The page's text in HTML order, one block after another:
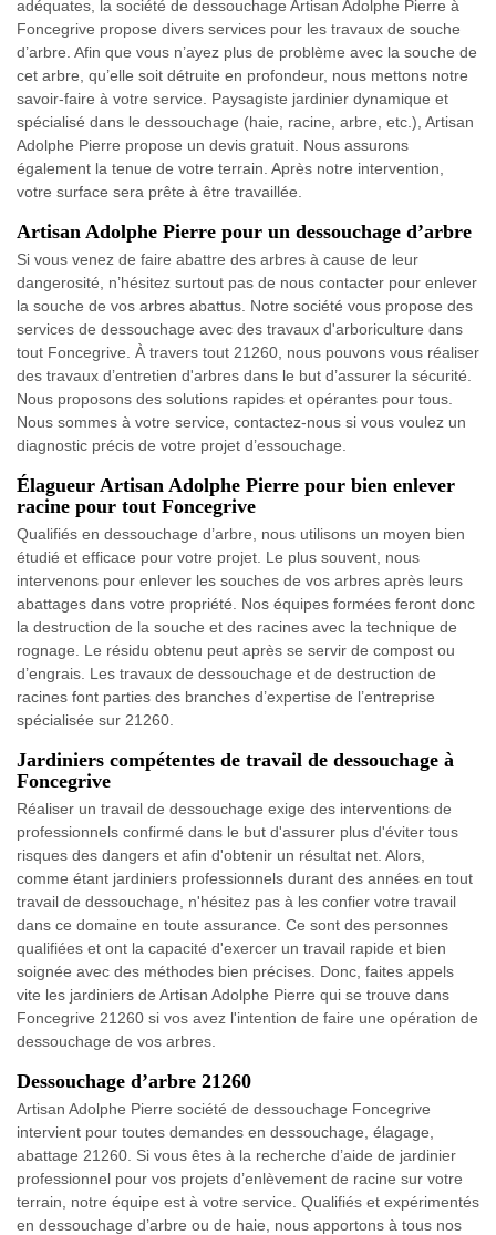
adéquates, la société de dessouchage Artisan Adolphe Pierre à
Foncegrive propose divers services pour les travaux de souche
d’arbre. Afin que vous n’ayez plus de problème avec la souche de
cet arbre, qu’elle soit détruite en profondeur, nous mettons notre
savoir-faire à votre service. Paysagiste jardinier dynamique et
spécialisé dans le dessouchage (haie, racine, arbre, etc.), Artisan
Adolphe Pierre propose un devis gratuit. Nous assurons
également la tenue de votre terrain. Après notre intervention,
votre surface sera prête à être travaillée.
Artisan Adolphe Pierre pour un dessouchage d’arbre
Si vous venez de faire abattre des arbres à cause de leur
dangerosité, n’hésitez surtout pas de nous contacter pour enlever
la souche de vos arbres abattus. Notre société vous propose des
services de dessouchage avec des travaux d'arboriculture dans
tout Foncegrive. À travers tout 21260, nous pouvons vous réaliser
des travaux d’entretien d'arbres dans le but d’assurer la sécurité.
Nous proposons des solutions rapides et opérantes pour tous.
Nous sommes à votre service, contactez-nous si vous voulez un
diagnostic précis de votre projet d’essouchage.
Élagueur Artisan Adolphe Pierre pour bien enlever
racine pour tout Foncegrive
Qualifiés en dessouchage d’arbre, nous utilisons un moyen bien
étudié et efficace pour votre projet. Le plus souvent, nous
intervenons pour enlever les souches de vos arbres après leurs
abattages dans votre propriété. Nos équipes formées feront donc
la destruction de la souche et des racines avec la technique de
rognage. Le résidu obtenu peut après se servir de compost ou
d’engrais. Les travaux de dessouchage et de destruction de
racines font parties des branches d’expertise de l’entreprise
spécialisée sur 21260.
Jardiniers compétentes de travail de dessouchage à
Foncegrive
Réaliser un travail de dessouchage exige des interventions de
professionnels confirmé dans le but d'assurer plus d'éviter tous
risques des dangers et afin d'obtenir un résultat net. Alors,
comme étant jardiniers professionnels durant des années en tout
travail de dessouchage, n'hésitez pas à les confier votre travail
dans ce domaine en toute assurance. Ce sont des personnes
qualifiées et ont la capacité d'exercer un travail rapide et bien
soignée avec des méthodes bien précises. Donc, faites appels
vite les jardiniers de Artisan Adolphe Pierre qui se trouve dans
Foncegrive 21260 si vos avez l'intention de faire une opération de
dessouchage de vos arbres.
Dessouchage d’arbre 21260
Artisan Adolphe Pierre société de dessouchage Foncegrive
intervient pour toutes demandes en dessouchage, élagage,
abattage 21260. Si vous êtes à la recherche d’aide de jardinier
professionnel pour vos projets d’enlèvement de racine sur votre
terrain, notre équipe est à votre service. Qualifiés et expérimentés
en dessouchage d’arbre ou de haie, nous apportons à tous nos